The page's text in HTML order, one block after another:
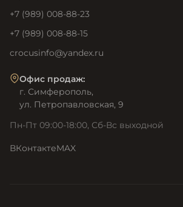
+7 (989) 008-88-23
+7 (989) 008-88-15
crocusinfo@yandex.ru
Офис продаж:
г. Симферополь,
ул. Петропавловская, 9
Пн-Пт 09:00-18:00, Сб-Вс выходной
ВКонтактеMAX